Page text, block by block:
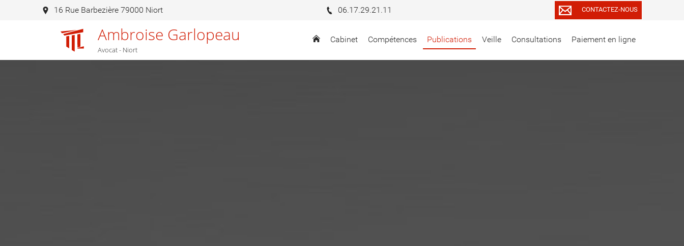
Ambroise Garlopeau
Avocat - Niort
Cabinet Compétences Publications Veille Consultations Paiement en ligne
16 Rue Barbezière 79000 Niort 06.17.29.21.11 CONTACTEZ-NOUS